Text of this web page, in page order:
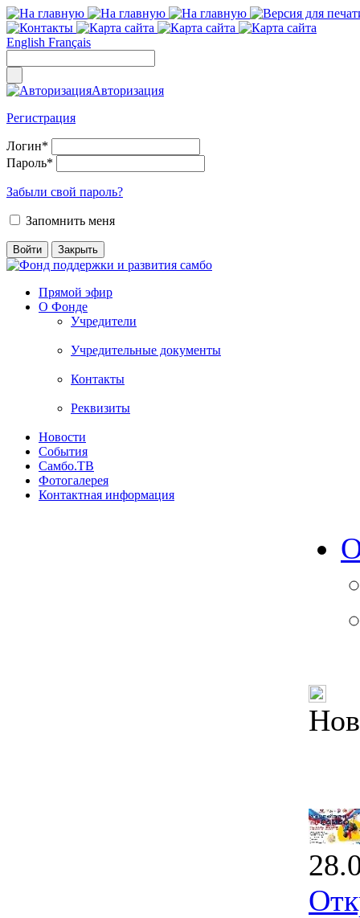
English Français
Авторизация
Регистрация
Логин*
Пароль*
Забыли свой пароль?
Запомнить меня
Прямой эфир
О Фонде
Учредители
Учредительные документы
Контакты
Реквизиты
Новости
События
Самбо.ТВ
Фотогалерея
Контактная информация